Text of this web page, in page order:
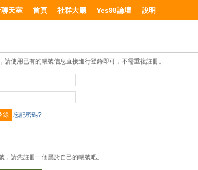
天室 首頁 社群大廳 Yes98論壇 說明
請使用已有的帳號信息直接進行登錄即可，不需重複註冊。
忘記密碼?
，請先註冊一個屬於自己的帳號吧。